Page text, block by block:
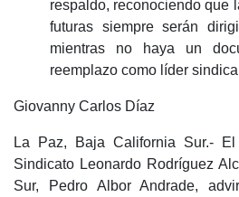
respaldo, reconociendo que
futuras siempre serán
mientras no haya un
reemplazo como líder sindical
Giovanny Carlos Díaz
La Paz, Baja California Sur.- El
Sindicato Leonardo Rodríguez
Sur, Pedro Albor Andrade,